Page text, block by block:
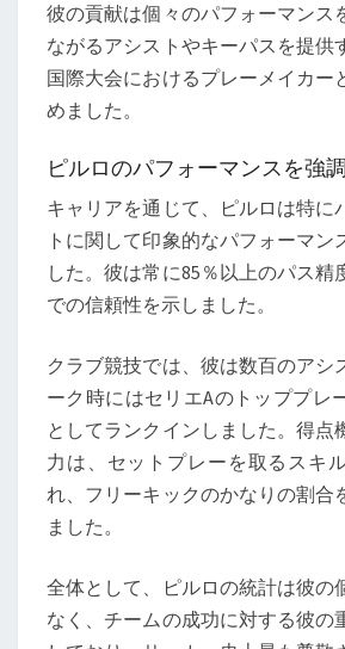
彼の貢献は個々のパフォーマンス
ながるアシストやキーパスを提供
国際大会におけるプレーメイカー
めました。
ピルロのパフォーマンスを強
キャリアを通じて、ピルロは特に
トに関して印象的なパフォーマン
した。彼は常に85％以上のパス精
での信頼性を示しました。
クラブ競技では、彼は数百のアシ
ーク時にはセリエAのトッププレ
としてランクインしました。得点
力は、セットプレーを取るスキ
れ、フリーキックのかなりの割合
ました。
全体として、ピルロの統計は彼の
なく、チームの成功に対する彼の